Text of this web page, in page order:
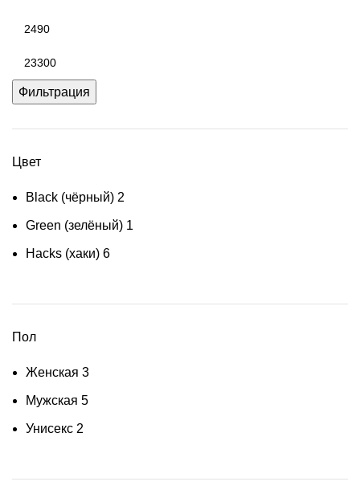
Минимальная
Максимальная
Фильтрация
Цвет
Black (чёрный) 2
Green (зелёный) 1
Hacks (хаки) 6
Пол
Женская 3
Мужская 5
Унисекс 2